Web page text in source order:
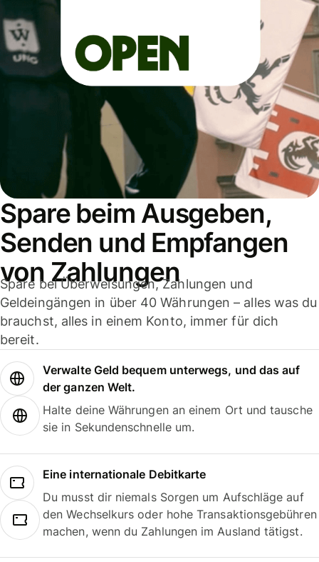
Spare beim Ausgeben,
Senden und Empfangen
von Zahlungen
Spare bei Überweisungen, Zahlungen und
Geldeingängen in über 40 Währungen – alles was du
brauchst, alles in einem Konto, immer für dich
bereit.
Verwalte Geld bequem unterwegs, und das auf
der ganzen Welt.
Halte deine Währungen an einem Ort und tausche
sie in Sekundenschnelle um.
Eine internationale Debitkarte
Du musst dir niemals Sorgen um Aufschläge auf
den Wechselkurs oder hohe Transaktionsgebühren
machen, wenn du Zahlungen im Ausland tätigst.